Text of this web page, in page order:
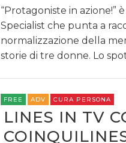
“Protagoniste in azione!”
Specialist che punta a
normalizzazione della
storie di tre donne. Lo
FREE ADV CURA PERSONA
LINES IN TV